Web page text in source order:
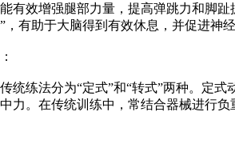
效增强腿部力量，提高弹跳力和脚趾
，有助于大脑得到有效休息，并促进神
练法分为“定式”和“转式”两种。定式
力。在传统训练中，常结合器械进行